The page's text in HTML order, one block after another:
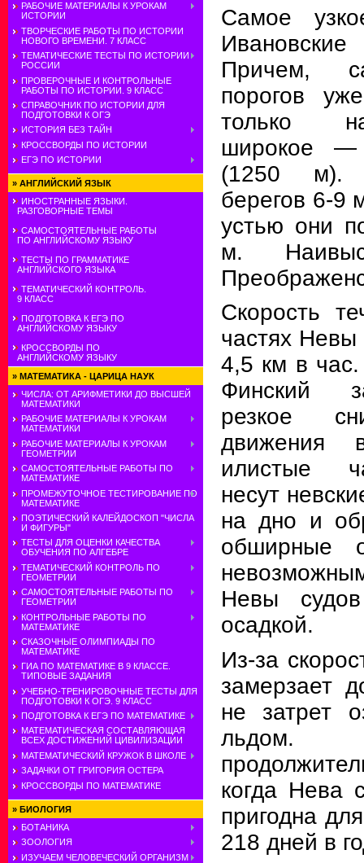
РАБОЧИЕ МАТЕРИАЛЫ К УРОКАМ
ИСТОРИИ
ТВОРЧЕСКИЕ РАБОТЫ ПО ИСТОРИИ
НОВОГО ВРЕМЕНИ. 7 КЛАСС
ТЕМАТИЧЕСКИЕ ТЕСТЫ ПО ИСТОРИИ
РОССИИ
ПРОВЕРОЧНЫЕ И КОНТРОЛЬНЫЕ
РАБОТЫ ПО ИСТОРИИ. 9 КЛАСС
СПРАВОЧНИК ПО ИСТОРИИ ДЛЯ
ПОДГОТОВКИ К ОГЭ
ИСТОРИЯ БЕЗ ТАЙН
КРОССВОРДЫ ПО ИСТОРИИ
ЕГЭ ПО ИСТОРИИ
» АНГЛИЙСКИЙ ЯЗЫК
ИНОСТРАННЫЕ ЯЗЫКИ.
РАЗГОВОРНЫЕ ТЕМЫ
САМОСТОЯТЕЛЬНЫЕ РАБОТЫ
ПО АНГЛИЙСКОМУ ЯЗЫКУ
ТЕСТЫ ПО ГРАММАТИКЕ
АНГЛИЙСКОГО ЯЗЫКА
ТЕМАТИЧЕСКИЙ КОНТРОЛЬ.
9 КЛАСС
ПОДГОТОВКА К ЕГЭ ПО
АНГЛИЙСКОМУ ЯЗЫКУ
КРОССВОРДЫ ПО
АНГЛИЙСКОМУ ЯЗЫКУ
» МАТЕМАТИКА - ЦАРИЦА НАУК
ЧИСЛА: ОТ АРИФМЕТИКИ ДО ВЫСШЕЙ
МАТЕМАТИКИ
РАБОЧИЕ МАТЕРИАЛЫ К УРОКАМ
МАТЕМАТИКИ
РАБОЧИЕ МАТЕРИАЛЫ К УРОКАМ
ГЕОМЕТРИИ
САМОСТОЯТЕЛЬНЫЕ РАБОТЫ ПО
МАТЕМАТИКЕ
ПРОМЕЖУТОЧНОЕ ТЕСТИРОВАНИЕ ПО
МАТЕМАТИКЕ
ПОЭТИЧЕСКИЙ КАЛЕЙДОСКОП "ЧИСЛА
И ФИГУРЫ"
ТЕСТЫ ДЛЯ ОЦЕНКИ КАЧЕСТВА
ОБУЧЕНИЯ ПО АЛГЕБРЕ
ТЕМАТИЧЕСКИЙ КОНТРОЛЬ ПО
ГЕОМЕТРИИ
САМОСТОЯТЕЛЬНЫЕ РАБОТЫ ПО
ГЕОМЕТРИИ
КОНТРОЛЬНЫЕ РАБОТЫ ПО
МАТЕМАТИКЕ
СКАЗОЧНЫЕ ОЛИМПИАДЫ ПО
МАТЕМАТИКЕ
ГИА ПО МАТЕМАТИКЕ В 9 КЛАССЕ.
ТИПОВЫЕ ЗАДАНИЯ
УЧЕБНО-ТРЕНИРОВОЧНЫЕ ТЕСТЫ ДЛЯ
ПОДГОТОВКИ К ОГЭ. 9 КЛАСС
ПОДГОТОВКА К ЕГЭ ПО МАТЕМАТИКЕ
МАТЕМАТИЧЕСКАЯ СОСТАВЛЯЮЩАЯ
ВСЕХ ДОСТИЖЕНИЙ ЦИВИЛИЗАЦИИ
МАТЕМАТИЧЕСКИЙ КРУЖОК В ШКОЛЕ
ЗАДАЧКИ ОТ ГРИГОРИЯ ОСТЕРА
КРОССВОРДЫ ПО МАТЕМАТИКЕ
» БИОЛОГИЯ
БОТАНИКА
ЗООЛОГИЯ
ИЗУЧАЕМ ЧЕЛОВЕЧЕСКИЙ ОРГАНИЗМ
Самое
Причем,
порогов
только
широкое —
(1250 м).
берегов 6-9
устью они
м.
Скорость
частях
4,5 км в
Финский
резкое
движения
илистые
несут
на дно и
обширные
Невы
осадкой.
Из-за
замерзает
не затрет
когда Нева
пригодна
218 дней в